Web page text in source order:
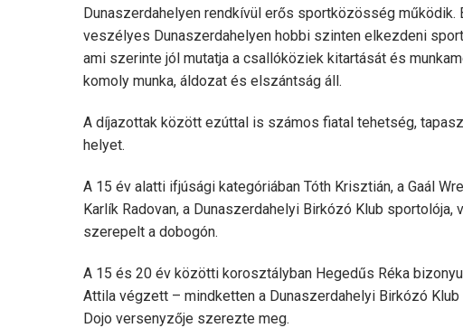
Dunaszerdahelyen rendkívül erős sportközösség
veszélyes Dunaszerdahelyen hobbi szinten elkezdeni
ami szerinte jól mutatja a csallóköziek kitartását és
komoly munka, áldozat és elszántság áll.
A díjazottak között ezúttal is számos fiatal tehetség,
helyet.
A 15 év alatti ifjúsági kategóriában Tóth Krisztián, a Gaál
Karlík Radovan, a Dunaszerdahelyi Birkózó Klub
szerepelt a dobogón.
A 15 és 20 év közötti korosztályban Hegedűs Réka
Attila végzett – mindketten a Dunaszerdahelyi Birkózó
Dojo versenyzője szerezte meg.